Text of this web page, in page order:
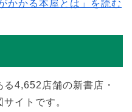
かかる本屋とは」を読む
4,652店舗の新書店・
イトです。